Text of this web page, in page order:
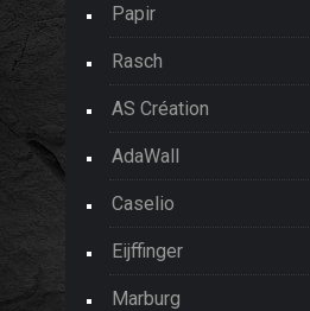
Papir
Rasch
AS Création
AdaWall
Caselio
Eijffinger
Marburg